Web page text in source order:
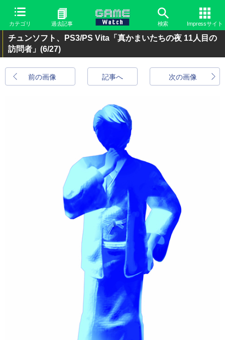
カテゴリ 過去記事 検索 Impressサイト
チュンソフト、PS3/PS Vita「真かまいたちの夜 11人目の
訪問者」 (6/27)
前の画像 次の画像
記事へ